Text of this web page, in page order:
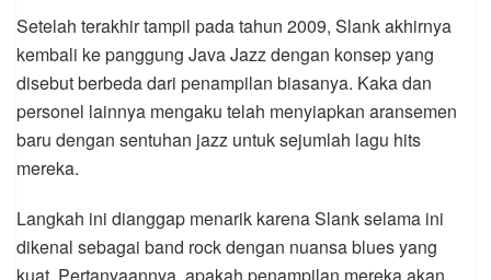
Setelah terakhir tampil pada tahun 2009, Slank akhirnya
kembali ke panggung Java Jazz dengan konsep yang
disebut berbeda dari penampilan biasanya. Kaka dan
personel lainnya mengaku telah menyiapkan aransemen
baru dengan sentuhan jazz untuk sejumlah lagu hits
mereka.
Langkah ini dianggap menarik karena Slank selama ini
dikenal sebagai band rock dengan nuansa blues yang
kuat. Pertanyaannya, apakah penampilan mereka akan